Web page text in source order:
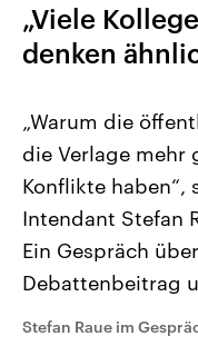
Landtagswahl
2026
Alle Informationen
Sachsen-Anhalt wählt
September 2026
Landtag. Seit 2021
Bundesland von einer
CDU, SPD und FDP
Umfragen, Prognosen,
Wahlprogramme,
„Viele
denken
„Warum die
die Verlage mehr
Konflikte
Intendant Stefan
Ein Gespräch
Debattenbeitrag
Stefan Raue im